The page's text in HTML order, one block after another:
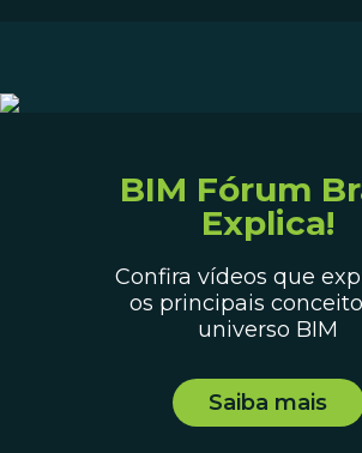
BIM Fórum
Explica!
Confira vídeos que
os principais
universo BIM
Saiba mais